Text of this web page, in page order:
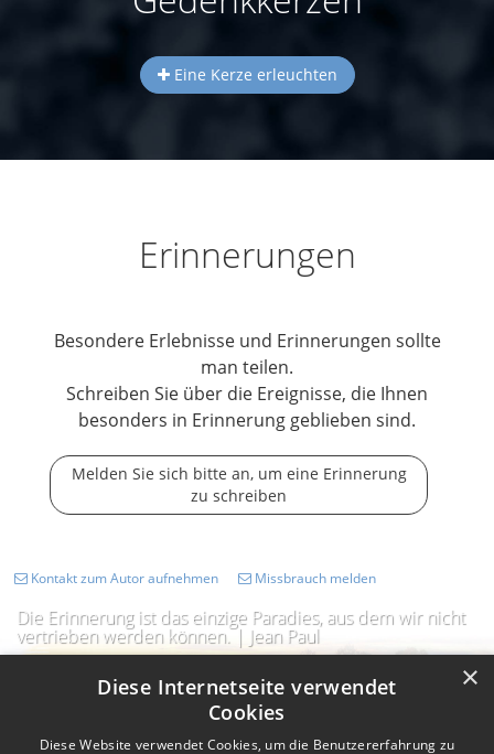
Eine Kerze erleuchten
Erinnerungen
Besondere Erlebnisse und Erinnerungen sollte
man teilen.
Schreiben Sie über die Ereignisse, die Ihnen
besonders in Erinnerung geblieben sind.
Melden Sie sich bitte an, um eine Erinnerung
zu schreiben
Die Erinnerung ist das einzige Paradies, aus dem wir nicht
vertrieben werden können. | Jean Paul
Kontakt zum Autor aufnehmen Missbrauch melden
×
Diese Internetseite verwendet
Cookies
Diese Website verwendet Cookies, um die Benutzererfahrung zu